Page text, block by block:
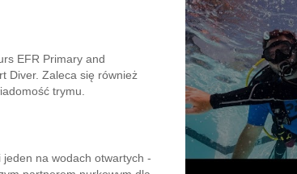
EFR Primary and
Diver. Zaleca się również
trymu.
na wodach otwartych -